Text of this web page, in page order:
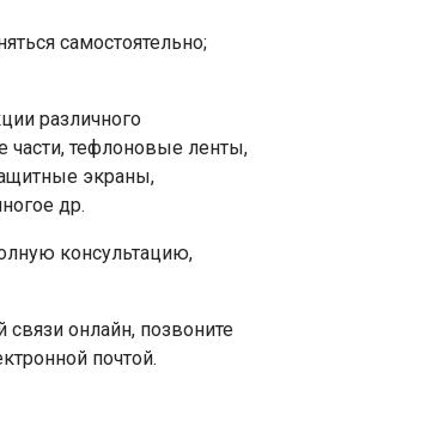
самостоятельно;
различного
части, тефлоновые ленты,
экраны,
др.
консультацию,
онлайн, позвоните
почтой.